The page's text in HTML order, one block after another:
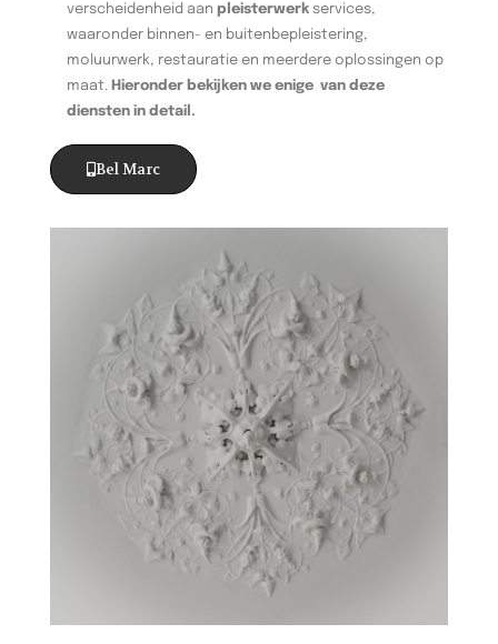
verscheidenheid aan pleisterwerk services,
waaronder binnen- en buitenbepleistering,
moluurwerk, restauratie en meerdere oplossingen op
maat. Hieronder bekijken we enige van deze
diensten in detail.
Bel Marc